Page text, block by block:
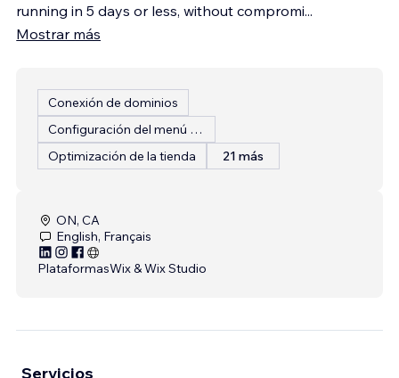
running in 5 days or less, without compromi...
Mostrar más
Conexión de dominios
Configuración del menú del restaurante
Optimización de la tienda
21 más
ON, CA
English, Français
PlataformasWix & Wix Studio
Servicios